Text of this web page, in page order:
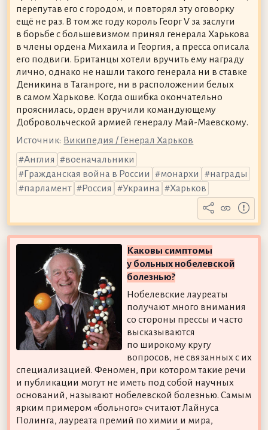
перепутав его с городом, и повторял эту оговорку
ещё не раз. В том же году король Георг V за заслуги
в борьбе с большевизмом принял генерала Харькова
в члены ордена Михаила и Георгия, а пресса описала
его подвиги. Британцы хотели вручить ему награду
лично, однако не нашли такого генерала ни в ставке
Деникина в Таганроге, ни в расположении белых
в самом Харькове. Когда ошибка окончательно
прояснилась, орден вручили командующему
Добровольческой армией генералу Май-Маевскому.
Источник: Википедия / Генерал Харьков
Англия
военачальники
Гражданская война в России
монархи
награды
парламент
Россия Украина Харьков
Каковы симптомы
у больных нобелевской
болезнью?
Нобелевские лауреаты
получают много внимания
со стороны прессы и часто
высказываются
по широкому кругу
вопросов, не связанных с их
специализацией. Феномен, при котором такие речи
и публикации могут не иметь под собой научных
оснований, называют нобелевской болезнью. Самым
ярким примером «больного» считают Лайнуса
Полинга, лауреата премий по химии и мира,